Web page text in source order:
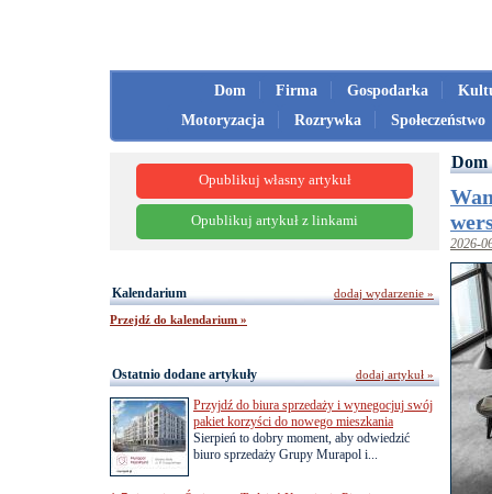
Dom Firma Gospodarka
Motoryzacja
Rozrywka Społeczeństwo
Dom
2026-
Opublikuj własny artykuł
Opublikuj artykuł z linkami
Kalendarium
Przejdź do kalendarium »
dodaj wydarzenie »
Ostatnio dodane artykuły
Przyjdź do biura sprzedaży i wynegocjuj swój
pakiet korzyści do nowego mieszkania
Sierpień to dobry moment, aby odwiedzić
biuro sprzedaży Grupy Murapol i...
dodaj artykuł »